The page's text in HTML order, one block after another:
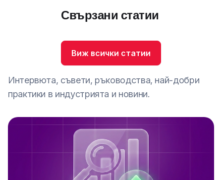
Свързани статии
Виж всички статии
Интервюта, съвети, ръководства, най-добри
практики в индустрията и новини.